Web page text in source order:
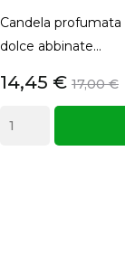
Candela
dolce abbinate...
14,45 € 17,00 €